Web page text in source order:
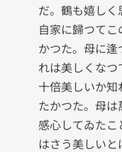
だ。鶴も嬉しく
自家に歸つて
かつた。母に逢
れは美しくな
十倍美しいか
たかつた。母は
感心してゐたこ
はさう美しい